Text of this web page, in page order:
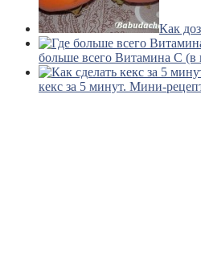
Как
больше всего Витамина С (в
кекс за 5 минут. Мини-